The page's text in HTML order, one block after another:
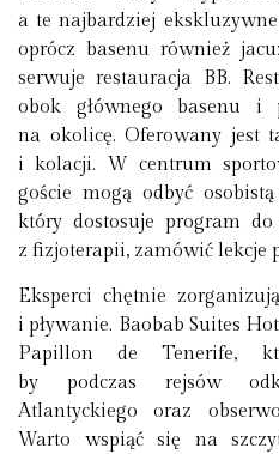
a te najbardziej
oprócz basenu również
serwuje restauracja BB.
obok głównego basenu i
na okolicę. Oferowany jest
i kolacji. W centrum
goście mogą odbyć
który dostosuje program
z fizjoterapii, zamówić lekcje
Eksperci chętnie
i pływanie. Baobab Suites
Papillon de Tenerife,
by podczas rejsów
Atlantyckiego oraz
Warto wspiąć się na